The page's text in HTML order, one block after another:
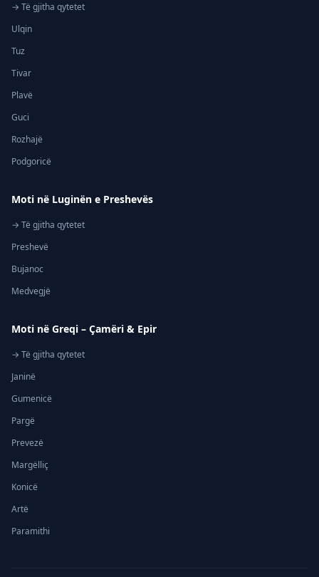
→ Të gjitha qytetet
Ulqin
Tuz
Tivar
Plavë
Guci
Rozhajë
Podgoricë
Moti në Luginën e Preshevës
→ Të gjitha qytetet
Preshevë
Bujanoc
Medvegjë
Moti në Greqi – Çamëri & Epir
→ Të gjitha qytetet
Janinë
Gumenicë
Pargë
Prevezë
Margëlliç
Konicë
Artë
Paramithi